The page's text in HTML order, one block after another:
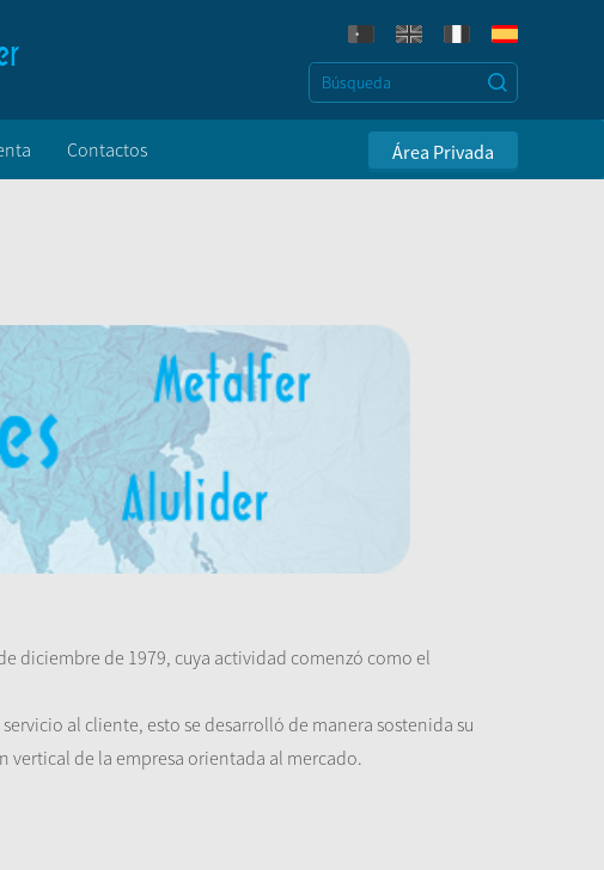
Área Privada
Contactos
diciembre de 1979, cuya actividad comenzó como el
al cliente, esto se desarrolló de manera sostenida su
vertical de la empresa orientada al mercado.